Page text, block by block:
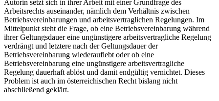
Autorin setzt sich in ihrer Arbeit mit einer Grundfrage des
Arbeitsrechts auseinander, nämlich dem Verhältnis zwischen
Betriebsvereinbarungen und arbeitsvertraglichen Regelungen. Im
Mittelpunkt steht die Frage, ob eine Betriebsvereinbarung während
ihrer Geltungsdauer eine ungünstigere arbeitsvertragliche Regelung
verdrängt und letztere nach der Geltungsdauer der
Betriebsvereinbarung wiederauflebt oder ob eine
Betriebsvereinbarung eine ungünstigere arbeitsvertragliche
Regelung dauerhaft ablöst und damit endgültig vernichtet. Dieses
Problem ist auch im österreichischen Recht bislang nicht
abschließend geklärt.